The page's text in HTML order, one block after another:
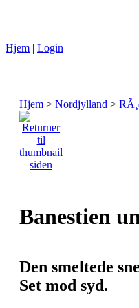
Hjem | Login
Hjem > Nordjylland >
Banestien
Den smeltede
Set mod syd.